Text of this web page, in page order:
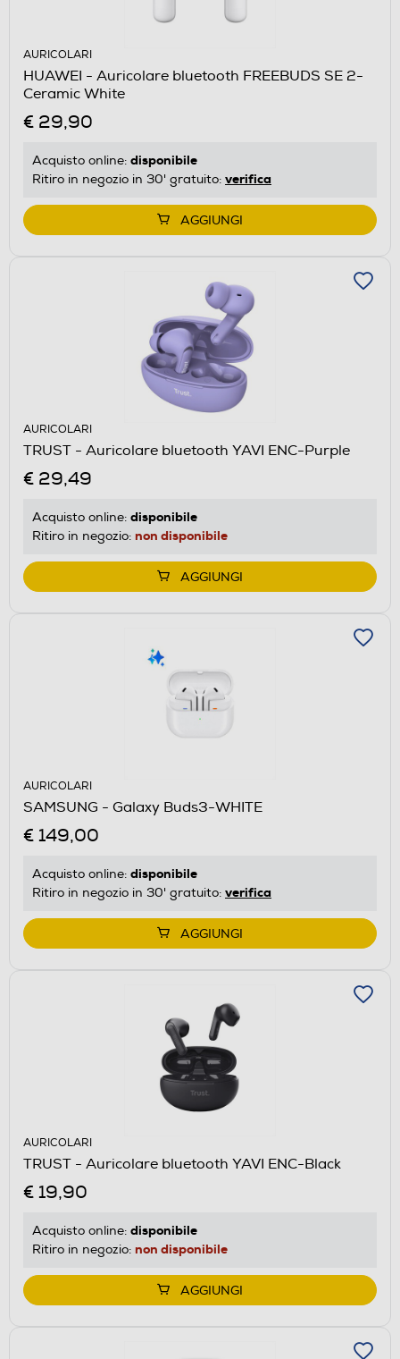
AURICOLARI
HUAWEI - Auricolare bluetooth FREEBUDS SE 2-
Ceramic White
€ 29,90
Acquisto online: disponibile
Ritiro in negozio in 30' gratuito: verifica
AGGIUNGI
AURICOLARI
TRUST - Auricolare bluetooth YAVI ENC-Purple
€ 29,49
Acquisto online: disponibile
Ritiro in negozio: non disponibile
AGGIUNGI
AURICOLARI
SAMSUNG - Galaxy Buds3-WHITE
€ 149,00
Acquisto online: disponibile
Ritiro in negozio in 30' gratuito: verifica
AGGIUNGI
AURICOLARI
TRUST - Auricolare bluetooth YAVI ENC-Black
€ 19,90
Acquisto online: disponibile
Ritiro in negozio: non disponibile
AGGIUNGI